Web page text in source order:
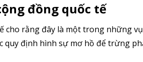
đồng quốc tế
cho rằng đây là một trong những
quy định hình sự mơ hồ để trừng